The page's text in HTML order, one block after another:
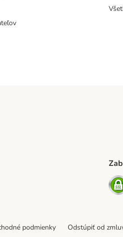
podmienky Odstúpiť od